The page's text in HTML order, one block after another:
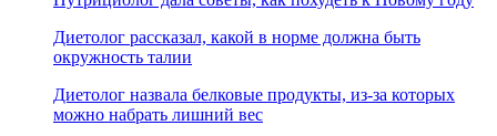
Диетолог рассказал, какой в норме должна быть
окружность талии
Диетолог назвала белковые продукты, из-за которых
можно набрать лишний вес